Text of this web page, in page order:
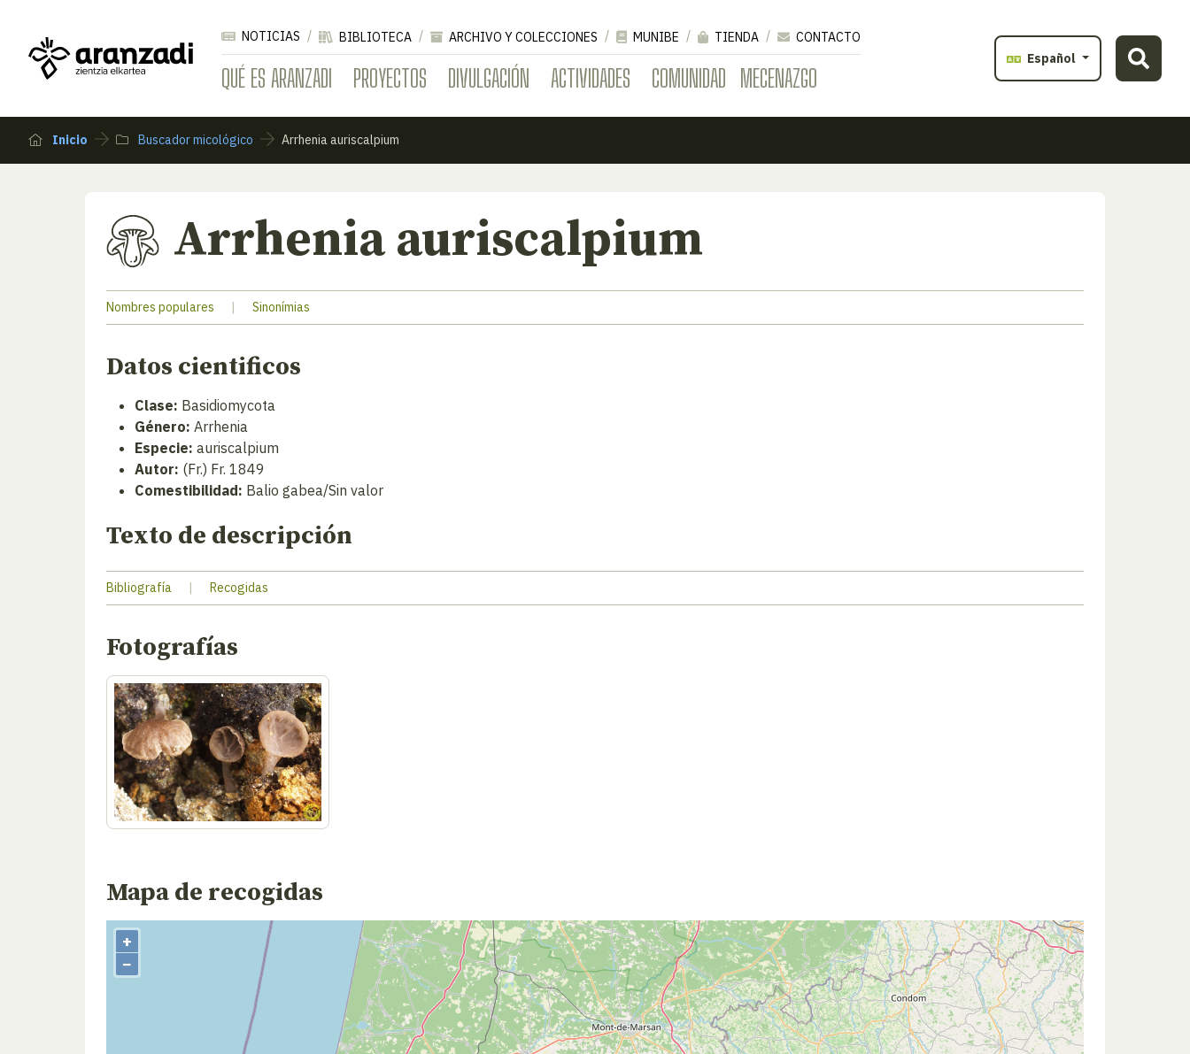
QUÉ ES ARANZADI PROYECTOS DIVULGACIÓN ACTIVIDADES COMUNIDAD MECENAZGO
NOTICIAS BIBLIOTECA ARCHIVO Y COLECCIONES MUNIBE TIENDA
CONTACTO
Español
Inicio Buscador micológico Arrhenia auriscalpium
Arrhenia auriscalpium
Nombres populares | Sinonímias
Datos cientificos
Clase: Basidiomycota
Género: Arrhenia
Especie: auriscalpium
Autor: (Fr.) Fr. 1849
Comestibilidad: Balio gabea/Sin valor
Texto de descripción
Bibliografía | Recogidas
Fotografías
Mapa de recogidas
+
−